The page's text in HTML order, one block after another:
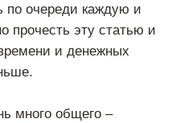
по очереди каждую и
прочесть эту статью и
и денежных
много общего –